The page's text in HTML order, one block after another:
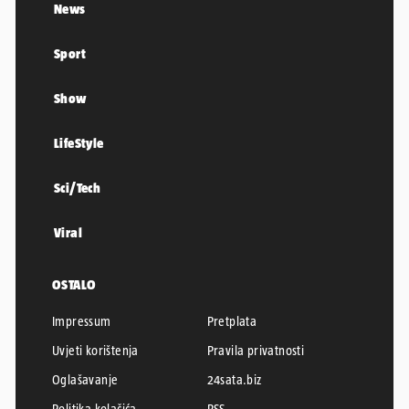
News
Sport
Show
LifeStyle
Sci/Tech
Viral
OSTALO
Impressum
Pretplata
Uvjeti korištenja
Pravila privatnosti
Oglašavanje
24sata.biz